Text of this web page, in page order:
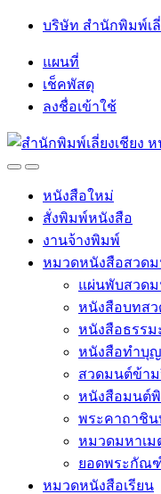
Skip
navigation
Skip
บริษัท สำนักพิมพ์เลี่
แผนที่
เช็คพัสดุ
ลงชื่อเข้าใช้
OpenClose
หนังสือใหม่
สั่งพิมพ์หนังสือ
งานจ้างพิมพ์
หมวดหนังสือสวด
แผ่นพับสวด
หนังสือบทส
หนังสือธรร
หนังสือทำบุ
สวดมนต์ข้าม
หนังสือมนต์
พระคาถาชิ
หมวดมหาเ
ยอดพระกัณ
หมวดหนังสือเรียน